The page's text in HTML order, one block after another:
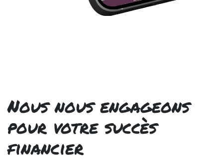
Nous nous engageons
pour votre succès
financier